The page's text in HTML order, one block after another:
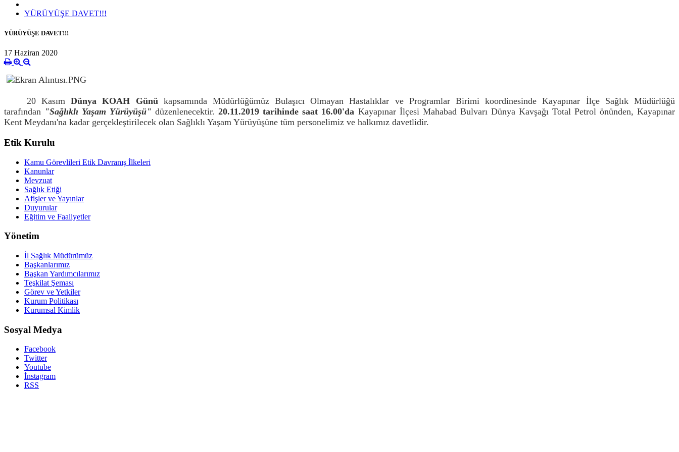
YÜRÜYÜŞE DAVET!!!
YÜRÜYÜŞE DAVET!!!
17 Haziran 2020
20 KasımDünya KOAH Günü kapsamında Müdürlüğümüz Bulaşıcı Olmayan Hastalıklar ve Programlar Birimi koordinesinde Kayapınar İlçe Sağlık Müdürlüğü
tarafından "Sağlıklı Yaşam Yürüyüşü"düzenlenecektir.20.11.2019 tarihinde saat 16.00'da Kayapınar İlçesi Mahabad Bulvarı Dünya Kavşağı Total Petrol önünden, Kayapınar
Kent Meydanı'na kadar gerçekleştirilecek olan Sağlıklı Yaşam Yürüyüşüne tüm personelimiz ve halkımız davetlidir.
Etik Kurulu
Kamu Görevlileri Etik Davranış İlkeleri
Kanunlar
Mevzuat
Sağlık Etiği
Afişler ve Yayınlar
Duyurular
Eğitim ve Faaliyetler
Yönetim
İl Sağlık Müdürümüz
Başkanlarımız
Başkan Yardımcılarımız
Teşkilat Şeması
Görev ve Yetkiler
Kurum Politikası
Kurumsal Kimlik
Sosyal Medya
Facebook
Twitter
Youtube
İnstagram
RSS